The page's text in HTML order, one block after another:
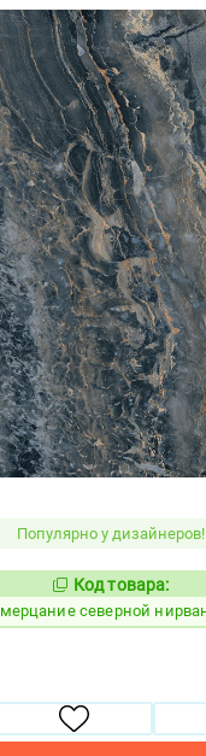
Популярно у дизайнеров!
Код товара:
мерцание северной